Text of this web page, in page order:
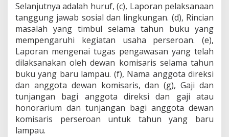
Selanjutnya adalah huruf, (c), Laporan pelaksanaan
tanggung jawab sosial dan lingkungan. (d), Rincian
masalah yang timbul selama tahun buku yang
mempengaruhi kegiatan usaha perseroan. (e),
Laporan mengenai tugas pengawasan yang telah
dilaksanakan oleh dewan komisaris selama tahun
buku yang baru lampau. (f), Nama anggota direksi
dan anggota dewan komisaris, dan (g), Gaji dan
tunjangan bagi anggota direksi dan gaji atau
honorarium dan tunjangan bagi anggota dewan
komisaris perseroan untuk tahun yang baru
lampau.